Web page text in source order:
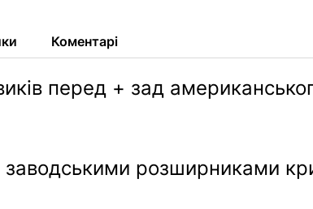
Коментарі
перед + зад
заводськими розширниками